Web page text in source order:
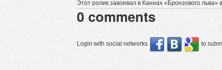
Этот ролик завоевал в Каннах «Бронзового
0 comments
Login with social networks to